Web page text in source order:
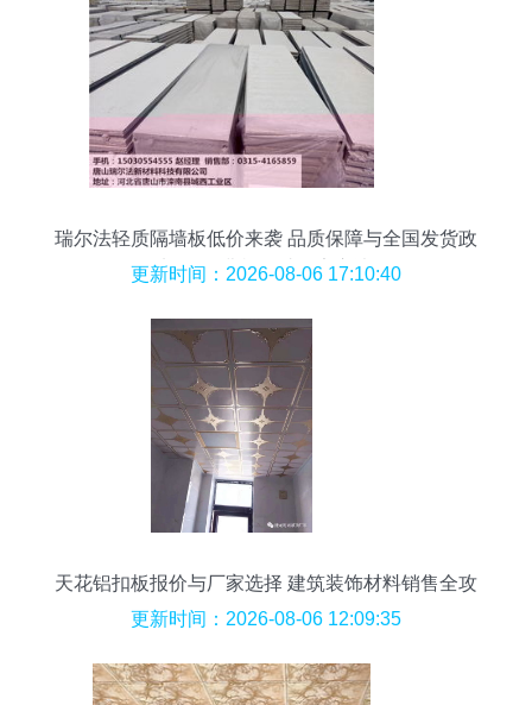
瑞尔法轻质隔墙板低价来袭 品质保障与全国发货政
策加码,免费样品助您安心决策
更新时间：2026-08-06 17:10:40
天花铝扣板报价与厂家选择 建筑装饰材料销售全攻
略
更新时间：2026-08-06 12:09:35